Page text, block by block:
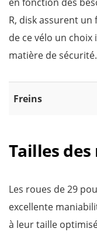
en fonction des
R, disk assurent
de ce vélo un choix
matière de sécurité.
Freins
Tailles des
Les roues de 29
excellente
à leur taille